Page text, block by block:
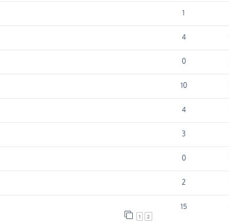
1
4
0
10
4
3
0
2
1 2
15